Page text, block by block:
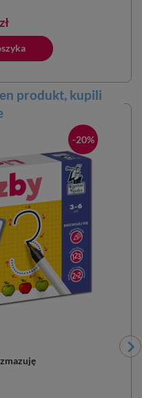
produkt, kupili
-20%